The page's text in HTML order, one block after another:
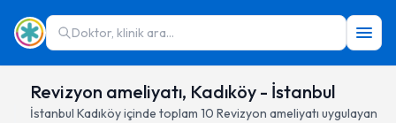
Doktor, klinik ara...
Revizyon ameliyatı, Kadıköy - İstanbul
İstanbul Kadıköyiçinde toplam 10 Revizyon ameliyatı uygulayan